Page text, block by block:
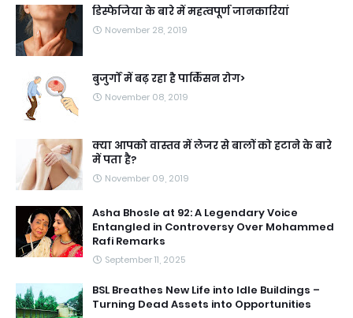
डिस्फेजिया के बारे में महत्वपूर्ण जानकारियां
November 28, 2019
बुजुर्गों में बढ़ रहा है पार्किंसन रोग>
November 08, 2019
क्या आपको वास्तव में लेजर से बालों को हटाने के बारे
में पता है?
November 09, 2019
Asha Bhosle at 92: A Legendary Voice
Entangled in Controversy Over Mohammed
Rafi Remarks
September 11, 2025
BSL Breathes New Life into Idle Buildings –
Turning Dead Assets into Opportunities